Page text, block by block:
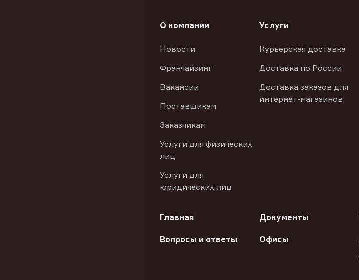
О компании
Новости
Франчайзинг
Вакансии
Поставщикам
Заказчикам
Услуги для физических
лиц
Услуги для
юридических лиц
Услуги
Курьерская доставка
Доставка по России
Доставка заказов для
интернет-магазинов
Главная Документы
Вопросы и ответы Офисы